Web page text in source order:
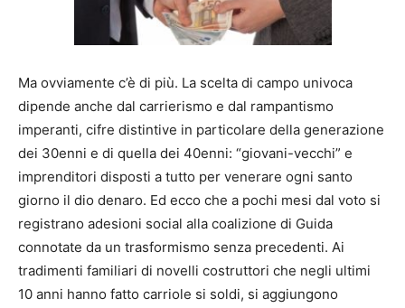
Ma ovviamente c’è di più. La scelta di campo univoca
dipende anche dal carrierismo e dal rampantismo
imperanti, cifre distintive in particolare della generazione
dei 30enni e di quella dei 40enni: “giovani-vecchi” e
imprenditori disposti a tutto per venerare ogni santo
giorno il dio denaro. Ed ecco che a pochi mesi dal voto si
registrano adesioni social alla coalizione di Guida
connotate da un trasformismo senza precedenti. Ai
tradimenti familiari di novelli costruttori che negli ultimi
10 anni hanno fatto carriole si soldi, si aggiungono